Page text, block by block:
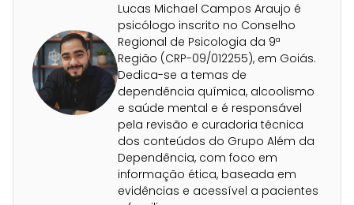
Lucas Michael Campos Araujo é
psicólogo inscrito no Conselho
Regional de Psicologia da 9ª
Região (CRP-09/012255), em Goiás.
Dedica-se a temas de
dependência química, alcoolismo
e saúde mental e é responsável
pela revisão e curadoria técnica
dos conteúdos do Grupo Além da
Dependência, com foco em
informação ética, baseada em
evidências e acessível a pacientes